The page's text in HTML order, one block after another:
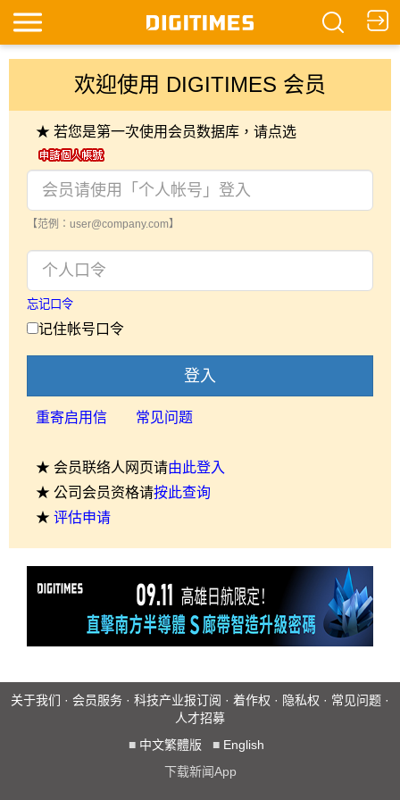
欢迎使用 DIGITIMES 会员
★ 若您是第一次使用会员数据库，请点选
【范例：user@company.com】
忘记口令
记住帐号口令
登入
重寄启用信 常见问题
★ 会员联络人网页请由此登入
★ 公司会员资格请按此查询
★ 评估申请
关于我们 · 会员服务 · 科技产业报订阅 · 着作权 · 隐私权 · 常见问题 ·
人才招募
■ 中文繁體版 ■ English
下载新闻App